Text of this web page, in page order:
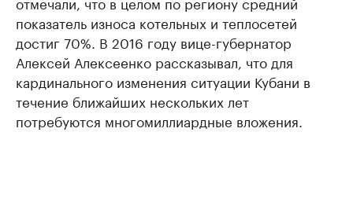
показатель износа котельных и теплосетей
достиг 70%. В 2016 году вице-губернатор
Алексей Алексеенко рассказывал, что для
кардинального изменения ситуации Кубани в
течение ближайших нескольких лет
потребуются многомиллиардные вложения.